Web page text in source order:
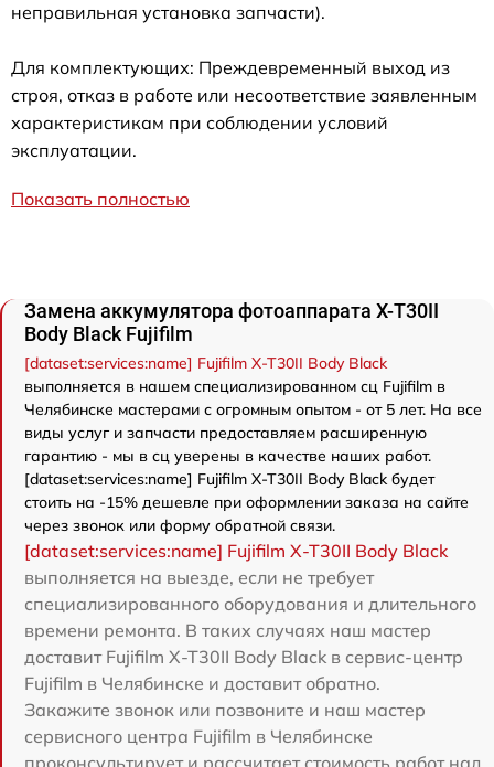
неправильная установка запчасти).
Для комплектующих: Преждевременный выход из
строя, отказ в работе или несоответствие заявленным
характеристикам при соблюдении условий
эксплуатации.
Показать полностью
Замена аккумулятора фотоаппарата X-T30II
Body Black Fujifilm
[dataset:services:name] Fujifilm X-T30II Body Black
выполняется в нашем специализированном сц Fujifilm в
Челябинске мастерами с огромным опытом - от 5 лет. На все
виды услуг и запчасти предоставляем расширенную
гарантию - мы в сц уверены в качестве наших работ.
[dataset:services:name] Fujifilm X-T30II Body Black будет
стоить на -15% дешевле при оформлении заказа на сайте
через звонок или форму обратной связи.
[dataset:services:name] Fujifilm X-T30II Body Black
выполняется на выезде, если не требует
специализированного оборудования и длительного
времени ремонта. В таких случаях наш мастер
доставит Fujifilm X-T30II Body Black в сервис-центр
Fujifilm в Челябинске и доставит обратно.
Закажите звонок или позвоните и наш мастер
сервисного центра Fujifilm в Челябинске